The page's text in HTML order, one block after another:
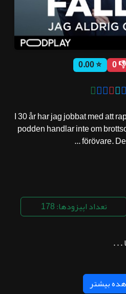
👎 0
⭐ 0.00
I 30 år har jag jobbat med att
podden handlar inte om
förövare.
تعداد اپیزودها: 178
. . .
بیشتر